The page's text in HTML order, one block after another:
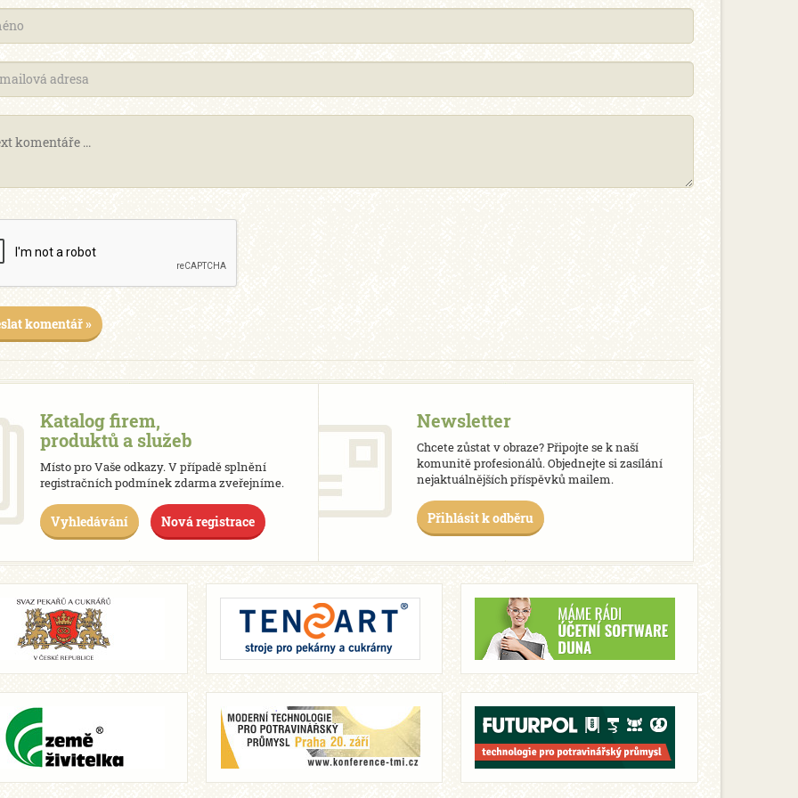
komentář »
Katalog firem,
produktů a služeb
Místo pro Vaše odkazy. V případě splnění
registračních podmínek zdarma zveřejníme.
Vyhledávání Nová registrace
Newsletter
Chcete zůstat v obraze? Připojte se k naší
komunitě profesionálů. Objednejte si zasílání
nejaktuálnějších příspěvků mailem.
Přihlásit k odběru